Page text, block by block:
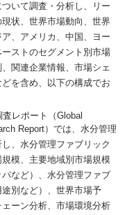
いて調査・分析し、リー
状、世界市場動向、世界
、アメリカ、中国、ヨー
ストのセグメント別市場
関連企業情報、市場シェ
を含め、以下の構成でお
査レポート（Global
Report）では、水分管理
、水分管理ファブリック
模、主要地域別市場規模
など）、水分管理ファブ
別など）、世界市場予
ーン分析、市場環境分析